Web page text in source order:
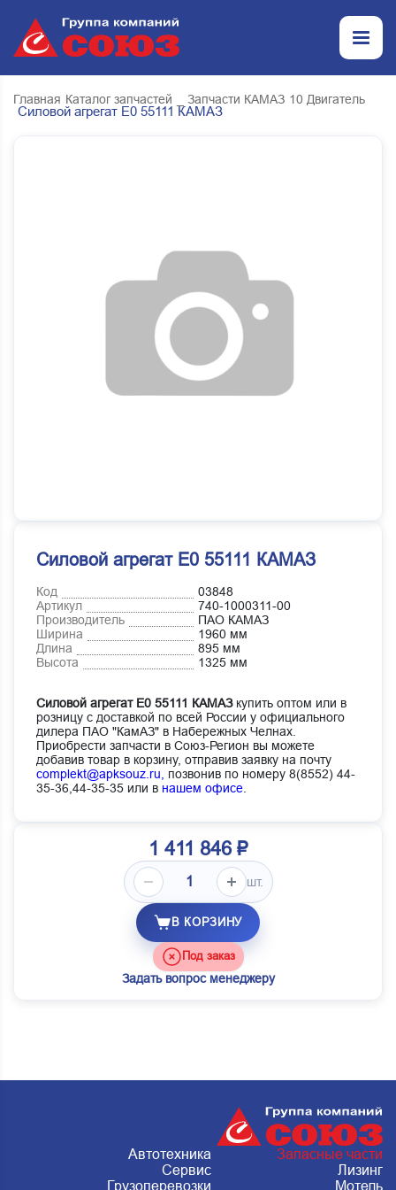
Главная Каталог запчастей _ Запчасти КАМАЗ 10 Двигатель
Силовой агрегат Е0 55111 КАМАЗ
Силовой агрегат Е0 55111 КАМАЗ
Код
03848
Артикул
740-1000311-00
Производитель
ПАО КАМАЗ
Ширина
1960 мм
Длина
895 мм
Высота
1325 мм
Силовой агрегат Е0 55111 КАМАЗкупить оптом или в
розницу с доставкой по всей России у официального
дилера ПАО "КамАЗ" в Набережных Челнах.
Приобрести запчасти в Союз-Регион вы можете
добавив товар в корзину, отправив заявку на почту
complekt@apksouz.ru,
позвонив по номеру 8(8552) 44-
35-36,44-35-35 или в нашем офисе
1 411 846 ₽
шт.
В КОРЗИНУ
Под заказ
Задать вопрос менеджеру
Автотехника
Запасные части
Сервис
Лизинг
Грузоперевозки
Мотель